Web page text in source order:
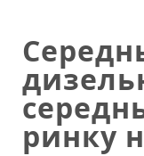
ринку